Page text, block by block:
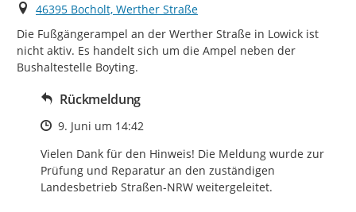
Ort
46395 Bocholt, Werther Straße
Die Fußgängerampel an der Werther Straße in Lowick ist
nicht aktiv. Es handelt sich um die Ampel neben der
Bushaltestelle Boyting.
Rückmeldung
Zeitpunkt des Erstellens
9. Juni um 14:42
Vielen Dank für den Hinweis! Die Meldung wurde zur
Prüfung und Reparatur an den zuständigen
Landesbetrieb Straßen-NRW weitergeleitet.